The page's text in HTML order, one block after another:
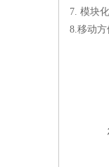
7. 模块
8.移动